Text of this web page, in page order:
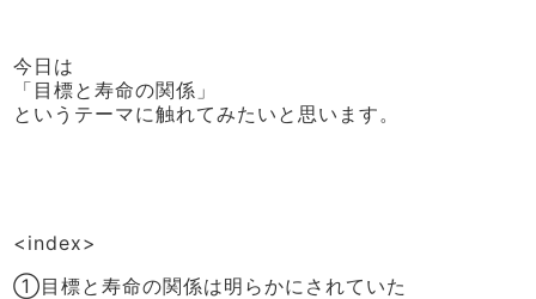
今日は
「目標と寿命の関係」
というテーマに触れてみたいと思います。
<index>
①目標と寿命の関係は明らかにされていた